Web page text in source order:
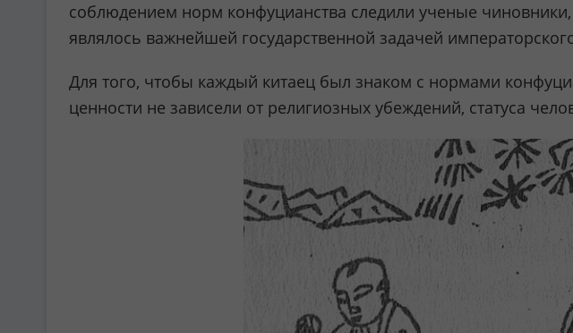
соблюдением норм конфуцианства следили ученые
являлось важнейшей государственной задачей
Для того, чтобы каждый китаец был знаком с нормами
ценности не зависели от религиозных убеждений, статуса